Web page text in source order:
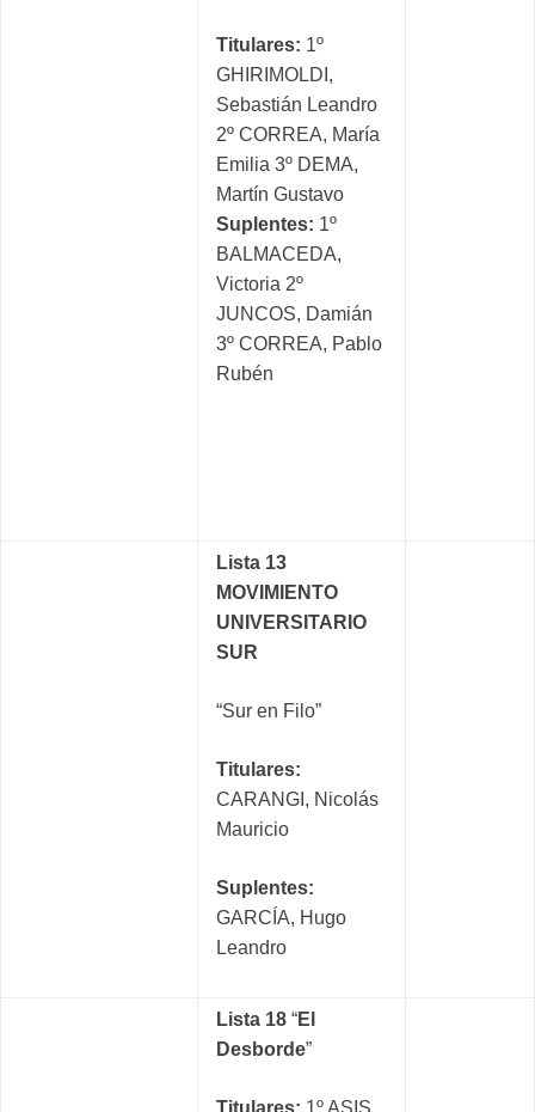
Titulares: 1º
GHIRIMOLDI,
Sebastián Leandro
2º CORREA, María
Emilia 3º DEMA,
Martín Gustavo
Suplentes: 1º
BALMACEDA,
Victoria 2º
JUNCOS, Damián
3º CORREA, Pablo
Rubén
Lista 13
MOVIMIENTO
UNIVERSITARIO
SUR
“Sur en Filo”
Titulares:
CARANGI, Nicolás
Mauricio
Suplentes:
GARCÍA, Hugo
Leandro
Lista 18 “El
Desborde”
Titulares: 1º ASIS